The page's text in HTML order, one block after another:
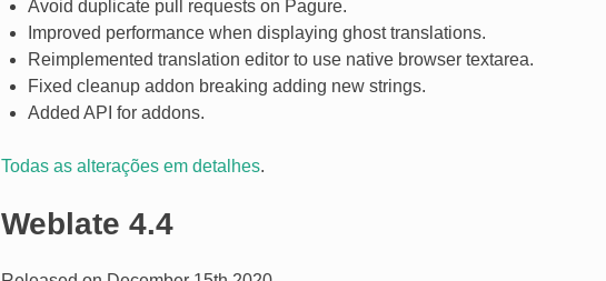
Avoid duplicate pull requests on Pagure.
Improved performance when displaying ghost translations.
Reimplemented translation editor to use native browser textarea.
Fixed cleanup addon breaking adding new strings.
Added API for addons.
Todas as alterações em detalhes.
Weblate 4.4